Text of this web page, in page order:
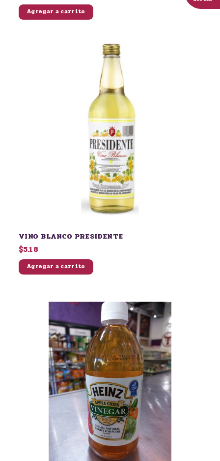
Agregar a carrito
VINO BLANCO PRESIDENTE
$5.18
Agregar a carrito